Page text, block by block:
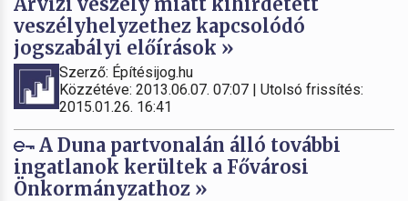
veszélyhelyzethez kapcsolódó
jogszabályi előírások »
Szerző: Építésijog.hu
Közzétéve: 2013.06.07. 07:07 | Utolsó frissítés:
2015.01.26. 16:41
A Duna partvonalán álló további
ingatlanok kerültek a Fővárosi
Önkormányzathoz »